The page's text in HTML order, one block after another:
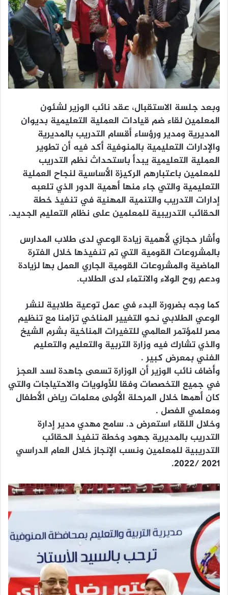
وبعد جلسة الاستقبال، عقد نائب الوزير لشئون
المعلمين لقاء ضم قيادات العملية التعليمية بديوان
المديرية ومدير ورؤساء أقسام التدريب بالمديرية
والإدارات التعليمية بالمنوفية أكد فيه أن تطوير
العملية التعليمية يبدأ باستحداث نظم التدريب
للمعلمين باعتبارهم الركيزة الأساسية لنجاح العملية
التعليمية والتي جاء منها أهمية الدور الذي تلعبه
إدارات التدريب والتنمية المهنية في تنفيذ خطة
الحقائب التدريبية للمعلمين على نظام التعليم الجديد.
وأشار حجازي لأهمية زيادة الوعي لدى طلاب المدارس
بالمشروعات القومية التي تم تنفيذها خلال الفترة
الماضية والمشروعات القومية الجاري العمل بها لزيادة
ودعم روح الولاء والانتماء لدى الطلاب.
كما وجه بضرورة البدء في عمل توعية طلابية لنشر
الوعي الطلابي نحو التغيير المناخي تزامنا مع تنظيم
مصر للمؤتمر العالمي للتغيرات المناخية بشرم الشيخ
والذي تشارك فيه وزارة التربية والتعليم والتعليم
الفني بمعرض كبير .
وأضاف نائب الوزير أن الوزارة تسعى جاهدة لسد العجز
في جميع التخصصات وفقا للأولويات والاحتياجات والتي
كان أهمها خلال المرحلة الأولى معلمات رياض الأطفال
ومعلمي الفصل .
وخلال اللقاء استعرض د. سامح مهدي مدير إدارة
التدريب بالمديرية جهود وخطة تنفيذ الحقائب
التدريبية للمعلمين ونسب الإنجاز خلال العام الدراسي
2021 /2022.